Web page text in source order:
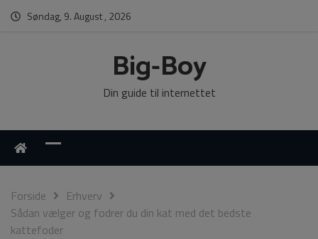
Søndag, 9. August , 2026
Big-Boy
Din guide til internettet
Forside
Erhverv
Sådan vælger og fodrer du din kat med det bedste
kattefoder